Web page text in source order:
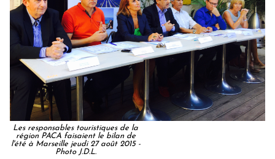
Les responsables touristiques de la
région PACA faisaient le bilan de
l'été à Marseille jeudi 27 août 2015 -
Photo J.D.L.